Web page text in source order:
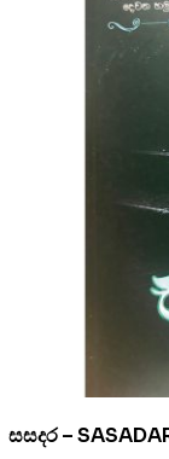
සසදර –